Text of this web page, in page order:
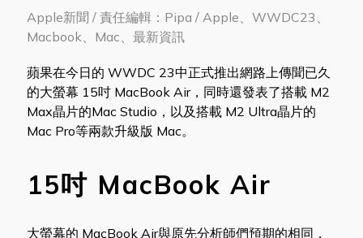
Apple新聞 / 責任編輯：Pipa / Apple、WWDC23、
Macbook、Mac、最新資訊
蘋果在今日的 WWDC 23中正式推出網路上傳聞已久
的大螢幕 15吋 MacBook Air，同時還發表了搭載 M2
Max晶片的Mac Studio，以及搭載 M2 Ultra晶片的
Mac Pro等兩款升級版 Mac。
15吋 MacBook Air
大螢幕的 MacBook Air與原先分析師們預期的相同，